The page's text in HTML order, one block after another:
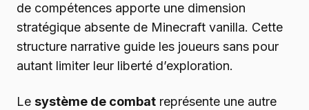
de compétences apporte une dimension
stratégique absente de Minecraft vanilla. Cette
structure narrative guide les joueurs sans pour
autant limiter leur liberté d’exploration.
Le système de combat représente une autre